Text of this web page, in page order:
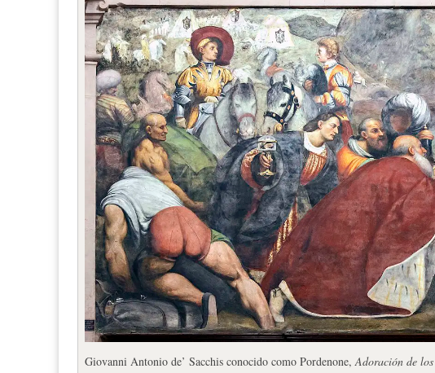
Giovanni Antonio de’ Sacchis conocido como Pordenone,Adoración de